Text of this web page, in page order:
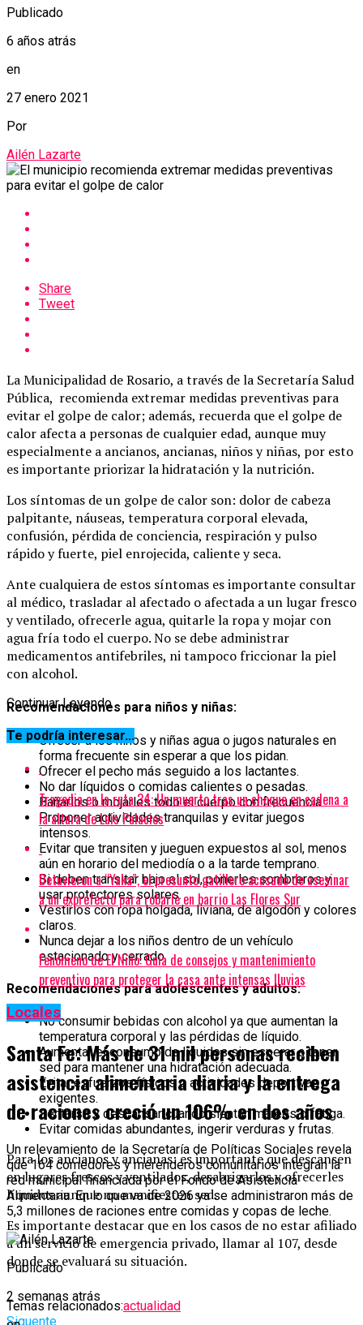
Publicado
6 años atrás
en
27 enero 2021
Por
Ailén Lazarte
Share
Tweet
La Municipalidad de Rosario, a través de la Secretaría Salud
Pública, recomienda extremar medidas preventivas para
evitar el golpe de calor; además, recuerda que el golpe de
calor afecta a personas de cualquier edad, aunque muy
especialmente a ancianos, ancianas, niños y niñas, por esto
es importante priorizar la hidratación y la nutrición.
Los síntomas de un golpe de calor son: dolor de cabeza
palpitante, náuseas, temperatura corporal elevada,
confusión, pérdida de conciencia, respiración y pulso
rápido y fuerte, piel enrojecida, caliente y seca.
Ante cualquiera de estos síntomas es importante consultar
al médico, trasladar al afectado o afectada a un lugar fresco
y ventilado, ofrecerle agua, quitarle la ropa y mojar con
agua fría todo el cuerpo. No se debe administrar
medicamentos antifebriles, ni tampoco friccionar la piel
con alcohol.
Recomendaciones para niños y niñas:
Ofrecer a los niños y niñas agua o jugos naturales en
forma frecuente sin esperar a que los pidan.
Ofrecer el pecho más seguido a los lactantes.
No dar líquidos o comidas calientes o pesadas.
Bañarlos o mojarles todo el cuerpo con frecuencia.
Proponer actividades tranquilas y evitar juegos
intensos.
Evitar que transiten y jueguen expuestos al sol, menos
aún en horario del mediodía o a la tarde temprano.
Si deben transitar bajo el sol, ponerles sombreros y
usar protectores solares.
Vestirlos con ropa holgada, liviana, de algodón y colores
claros.
Nunca dejar a los niños dentro de un vehículo
estacionado y cerrado.
Recomendaciones para adolescentes y adultos:
No consumir bebidas con alcohol ya que aumentan la
temperatura corporal y las pérdidas de líquido.
Aumentar el consumo de líquidos sin esperar a tener
sed para mantener una hidratación adecuada.
Evitar esfuerzos físicos o actividades deportivas
exigentes.
Sentarse y descansar cuando sientan mareos o fatiga.
Evitar comidas abundantes, ingerir verduras y frutas.
Para los ancianos y ancianas: es importante que descansen
en lugares frescos y ventilados, desabrigarlos y ofrecerles
líquidos aunque no manifiesten sed.
Es importante destacar que en los casos de no estar afiliado
a un servicio de emergencia privado, llamar al 107, desde
donde se evaluará su situación.
Temas relacionados:actualidad
Siguente
Continuar Leyendo
Te podría interesar...
Tragedia en la ruta 34: Un muerto tras un choque en cadena a
la altura de Luis Palacios
Detuvieron a “Yaka”, el presunto gatillero acusado de asesinar
a un exprefecto para robarle en barrio Las Flores Sur
Fenómeno de El Niño: Guía de consejos y mantenimiento
preventivo para proteger la casa ante intensas lluvias
Locales
Santa Fe: Más de 31 mil personas reciben
asistencia alimentaria diaria y la entrega
de raciones creció un 106% en dos años
Un relevamiento de la Secretaría de Políticas Sociales revela
que 164 comedores y merenderos comunitarios integran la
red municipal financiada por el Fondo de Asistencia
Alimentaria. En lo que va de 2026 ya se administraron más de
5,3 millones de raciones entre comidas y copas de leche.
Publicado
2 semanas atrás